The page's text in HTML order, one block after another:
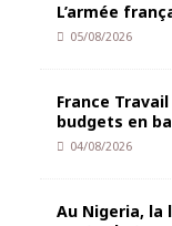
L’armée
05/08/2026
France
budgets en
04/08/2026
Au Nigeria, la